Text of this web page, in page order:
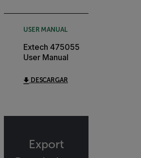
USER MANUAL
Extech 475055
User Manual
DESCARGAR
Export